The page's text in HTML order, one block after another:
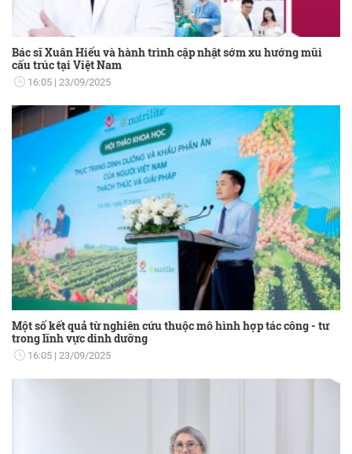
Bác sĩ Xuân Hiếu và hành trình cập nhật sớm xu hướng mũi
cấu trúc tại Việt Nam
16:05 23/09/2025
Một số kết quả từ nghiên cứu thuộc mô hình hợp tác công - tư
trong lĩnh vực dinh dưỡng
16:05 23/09/2025